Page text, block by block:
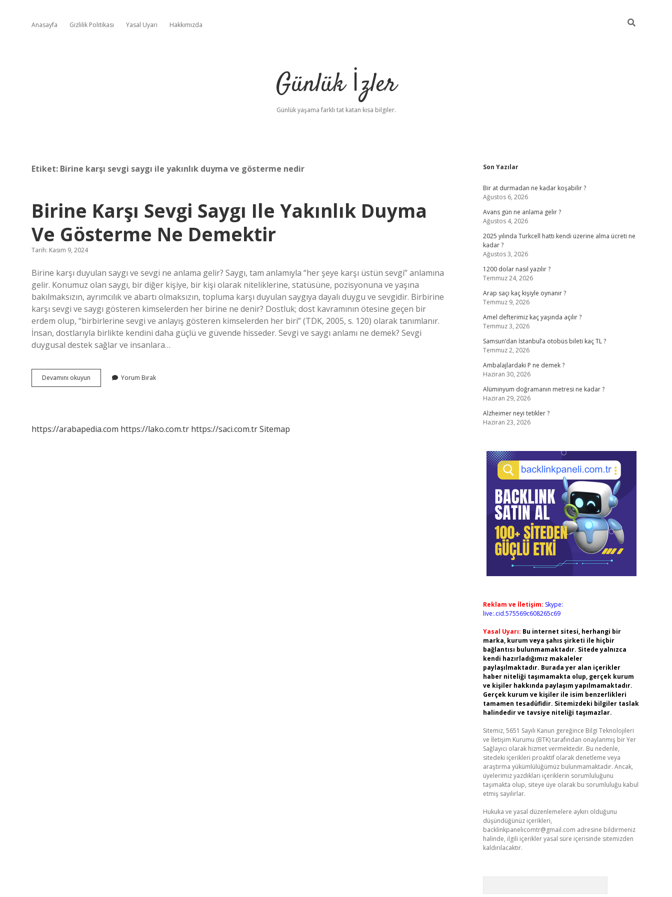
Anasayfa Gizlilik Politikası Yasal Uyarı Hakkımızda
Günlük İzler
Günlük yaşama farklı tat katan kısa bilgiler.
Etiket: Birine karşı sevgi saygı ile yakınlık duyma ve gösterme nedir
Birine Karşı Sevgi Saygı Ile Yakınlık Duyma
Ve Gösterme Ne Demektir
Tarih: Kasım 9, 2024
Birine karşı duyulan saygı ve sevgi ne anlama gelir? Saygı, tam anlamıyla “her şeye karşı üstün sevgi” anlamına
gelir. Konumuz olan saygı, bir diğer kişiye, bir kişi olarak niteliklerine, statüsüne, pozisyonuna ve yaşına
bakılmaksızın, ayrımcılık ve abartı olmaksızın, topluma karşı duyulan saygıya dayalı duygu ve sevgidir. Birbirine
karşı sevgi ve saygı gösteren kimselerden her birine ne denir? Dostluk; dost kavramının ötesine geçen bir
erdem olup, “birbirlerine sevgi ve anlayış gösteren kimselerden her biri” (TDK, 2005, s. 120) olarak tanımlanır.
İnsan, dostlarıyla birlikte kendini daha güçlü ve güvende hisseder. Sevgi ve saygı anlamı ne demek? Sevgi
duygusal destek sağlar ve insanlara…
Devamını okuyun
Karşı
Duyma
Yorum Bırak
https://arabapedia.com https://lako.com.tr https://saci.com.trSitemap
Sidebar
Son Yazılar
Bir at durmadan ne kadar koşabilir ?
Ağustos 6, 2026
Avans gün ne anlama gelir ?
Ağustos 4, 2026
2025 yılında Turkcell hattı kendi üzerine alma ücreti ne
kadar ?
Ağustos 3, 2026
1200 dolar nasıl yazılır ?
Temmuz 24, 2026
Arap saçı kaç kişiyle oynanır ?
Temmuz 9, 2026
Amel defterimiz kaç yaşında açılır ?
Temmuz 3, 2026
Samsun’dan İstanbul’a otobüs bileti kaç TL ?
Temmuz 2, 2026
Ambalajlardaki P ne demek ?
Haziran 30, 2026
Alüminyum doğramanın metresi ne kadar ?
Haziran 29, 2026
Alzheimer neyi tetikler ?
Haziran 23, 2026
Reklam ve İletişim: Skype:
live:.cid.575569c608265c69
Yasal Uyarı: Bu internet sitesi, herhangi bir
marka, kurum veya şahıs şirketi ile hiçbir
bağlantısı bulunmamaktadır. Sitede yalnızca
kendi hazırladığımız makaleler
paylaşılmaktadır. Burada yer alan içerikler
haber niteliği taşımamakta olup, gerçek kurum
ve kişiler hakkında paylaşım yapılmamaktadır.
Gerçek kurum ve kişiler ile isim benzerlikleri
tamamen tesadüfidir. Sitemizdeki bilgiler taslak
halindedir ve tavsiye niteliği taşımazlar.
Sitemiz, 5651 Sayılı Kanun gereğince Bilgi Teknolojileri
ve İletişim Kurumu (BTK) tarafından onaylanmış bir Yer
Sağlayıcı olarak hizmet vermektedir. Bu nedenle,
sitedeki içerikleri proaktif olarak denetleme veya
araştırma yükümlülüğümüz bulunmamaktadır. Ancak,
üyelerimiz yazdıkları içeriklerin sorumluluğunu
taşımakta olup, siteye üye olarak bu sorumluluğu kabul
etmiş sayılırlar.
Hukuka ve yasal düzenlemelere aykırı olduğunu
düşündüğünüz içerikleri,
backlinkpanelicomtr@gmail.com adresine bildirmeniz
halinde, ilgili içerikler yasal süre içerisinde sitemizden
kaldırılacaktır.